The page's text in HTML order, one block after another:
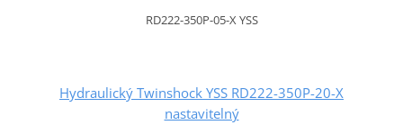
RD222-350P-05-X YSS
Hydraulický Twinshock YSS RD222-350P-20-X
nastavitelný